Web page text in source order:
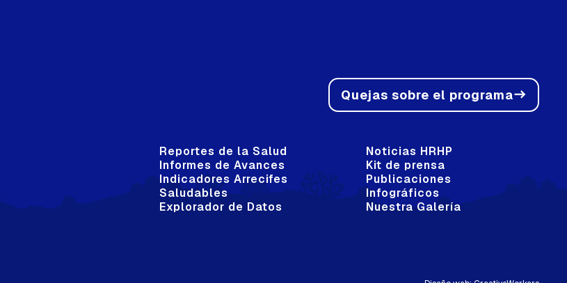
Quejas sobre el programaeast
Reportes de la Salud
Informes de Avances
Indicadores Arrecifes
Saludables
Explorador de Datos
Noticias HRHP
Kit de prensa
Publicaciones
Infográficos
Nuestra Galería